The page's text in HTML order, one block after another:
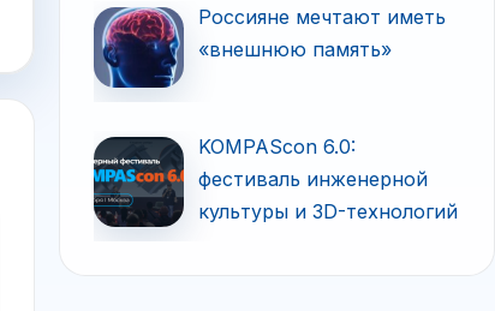
Россияне мечтают иметь
«внешнюю память»
KOMPAScon 6.0:
фестиваль инженерной
культуры и 3D-технологий